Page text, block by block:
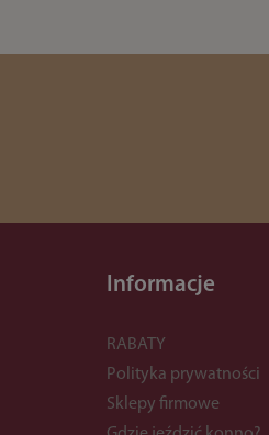
Informacje
RABATY
Polityka prywatności
Sklepy firmowe